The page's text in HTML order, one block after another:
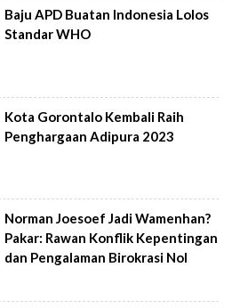
Baju APD Buatan Indonesia Lolos
Standar WHO
Kota Gorontalo Kembali Raih
Penghargaan Adipura 2023
Norman Joesoef Jadi Wamenhan?
Pakar: Rawan Konflik Kepentingan
dan Pengalaman Birokrasi Nol